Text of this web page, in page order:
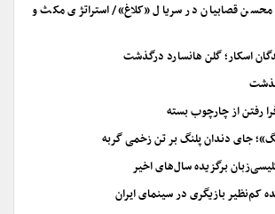
محسن قصابیان در سریال «کلاغ»/ استراتژی مکث و
اسکار؛ گلن هانسارد درگذشت
رفتن از چارچوب بسته
جای دندان پلنگ بر تن زخمی گربه
کم‌نظیر بازیگری در سینمای ایران